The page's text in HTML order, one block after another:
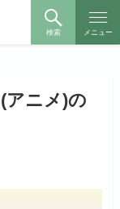
検索 メニュー
アニメ)の